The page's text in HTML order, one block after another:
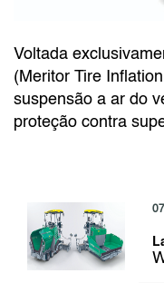
Voltada
(Meritor Tire
suspensão a ar do
proteção contra